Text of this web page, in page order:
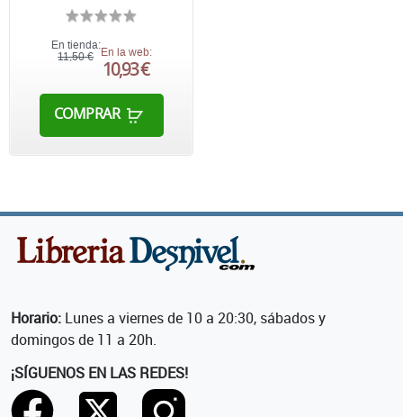
En tienda:
11,50 € En la web:
10,93 €
COMPRAR
Horario: Lunes a viernes de 10 a 20:30, sábados y
domingos de 11 a 20h.
¡SÍGUENOS EN LAS REDES!